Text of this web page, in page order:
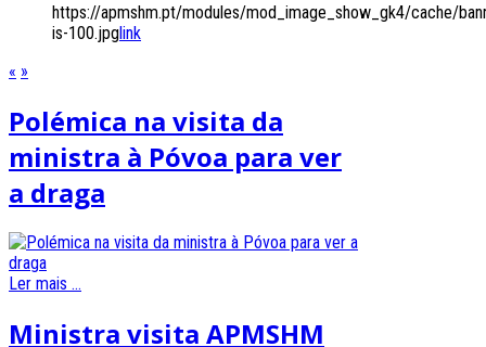
https://apmshm.pt/modules/mod_image_show_gk4/cache/
is-100.jpglink
« »
Polémica na visita da
ministra à Póvoa para ver
a draga
Ler mais ...
Ministra visita APMSHM